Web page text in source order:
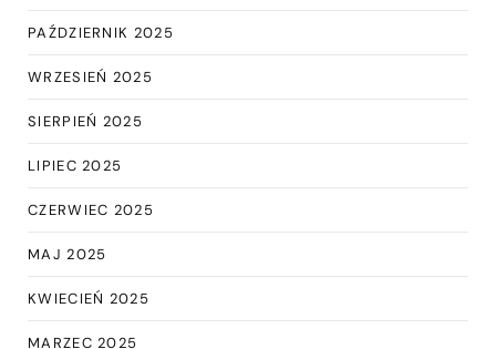
PAŹDZIERNIK 2025
WRZESIEŃ 2025
SIERPIEŃ 2025
LIPIEC 2025
CZERWIEC 2025
MAJ 2025
KWIECIEŃ 2025
MARZEC 2025